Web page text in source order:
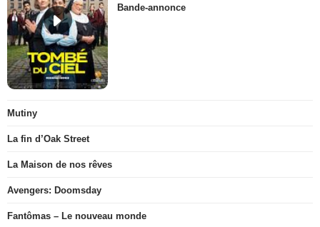
Bande-annonce
Mutiny
La fin d’Oak Street
La Maison de nos rêves
Avengers: Doomsday
Fantômas – Le nouveau monde